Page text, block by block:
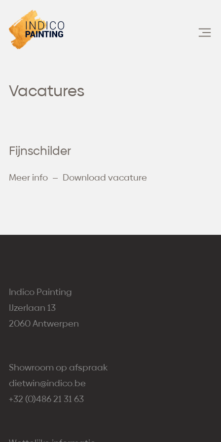
content
Vacatures
Fijnschilder
Meer info Download vacature
Indico Painting
IJzerlaan 13
2060 Antwerpen
Showroom op afspraak
dietwin@indico.be
+32 (0)486 21 31 63